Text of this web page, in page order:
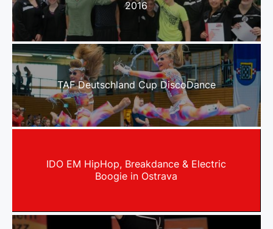
2016
TAF Deutschland Cup DiscoDance
IDO EM HipHop, Breakdance & Electric
Boogie in Ostrava